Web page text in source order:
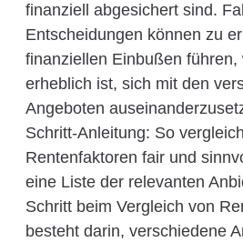
finanziell abgesichert sind.
Entscheidungen können zu
finanziellen Einbußen führen,
erheblich ist, sich mit den
Angeboten
Schritt-Anleitung: So
Rentenfaktoren fair und
eine Liste der relevanten
Schritt beim Vergleich von
besteht darin, verschiedene